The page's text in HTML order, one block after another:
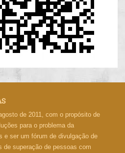
de 2011, com o propósito de
para o problema da
e ser um fórum de divulgação de
de superação de pessoas com